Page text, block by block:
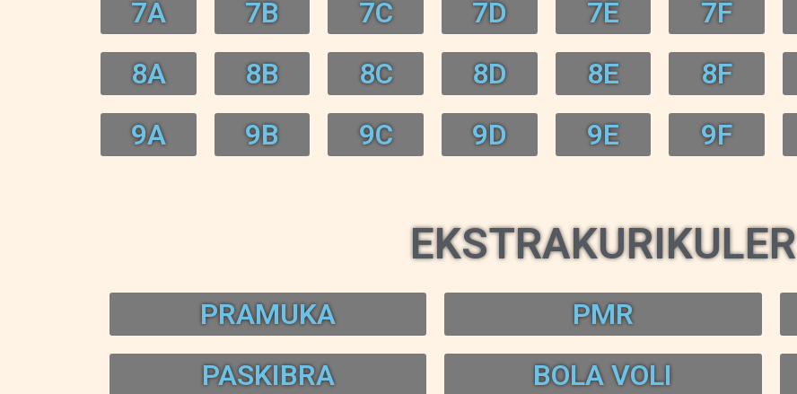
7A
8A
9A
7B
8B
9B
7C
8C
9C
7D
8D
9D
7E
8E
9E
7F
8F
9F
EKSTRAKURIKULER
PRAMUKA
PASKIBRA
PMR
BOLA VOLI